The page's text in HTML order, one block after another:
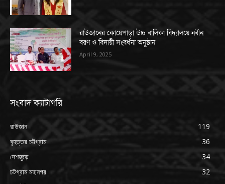
রাউজানের কোয়েপাড়া উচ্চ বালিকা বিদ্যালয়ে নবীন
বরণ ও বিদায়ী সংবর্ধনা অনুষ্ঠান
April 9, 2025
সংবাদ ক্যাটাগরি
রাউজান
119
বৃহত্তর চট্টগ্রাম
36
দেশজুড়ে
34
চটগ্রাম মহানগর
32